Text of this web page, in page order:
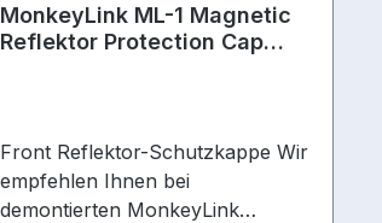
MonkeyLink ML-1 Magnetic
Reflektor Protection Cap
Front Reflektor-Schutzkappe Wir
empfehlen Ihnen bei
demontierten MonkeyLink